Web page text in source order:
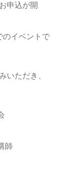
申込が開
のイベントで
いただき、
師